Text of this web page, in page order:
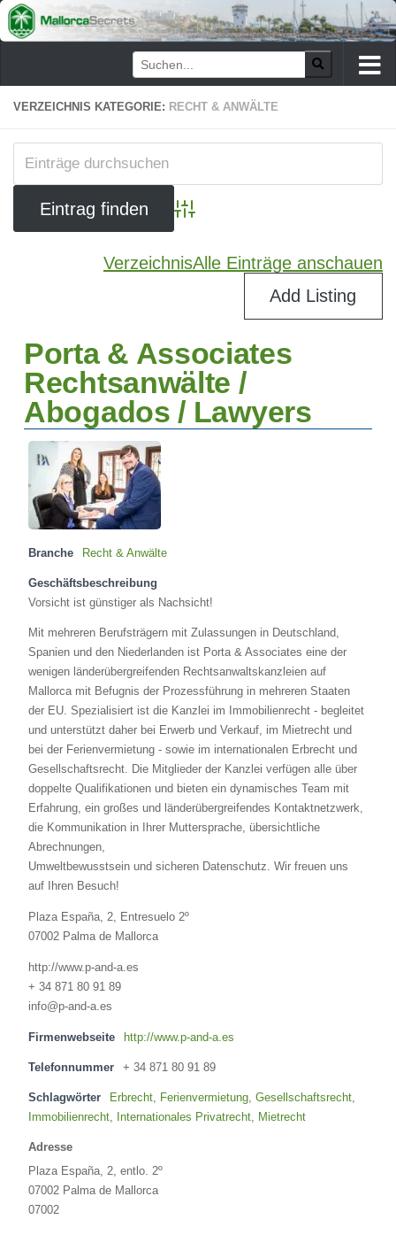
Zum Inhalt springen
VERZEICHNIS KATEGORIE: RECHT & ANWÄLTE
Advanced Search
VerzeichnisAlle Einträge anschauen
Add Listing
Porta & Associates
Rechtsanwälte /
Abogados / Lawyers
Branche Recht & Anwälte
Geschäftsbeschreibung
Vorsicht ist günstiger als Nachsicht!
Mit mehreren Berufsträgern mit Zulassungen in Deutschland,
Spanien und den Niederlanden ist Porta & Associates eine der
wenigen länderübergreifenden Rechtsanwaltskanzleien auf
Mallorca mit Befugnis der Prozessführung in mehreren Staaten
der EU. Spezialisiert ist die Kanzlei im Immobilienrecht - begleitet
und unterstützt daher bei Erwerb und Verkauf, im Mietrecht und
bei der Ferienvermietung - sowie im internationalen Erbrecht und
Gesellschaftsrecht. Die Mitglieder der Kanzlei verfügen alle über
doppelte Qualifikationen und bieten ein dynamisches Team mit
Erfahrung, ein großes und länderübergreifendes Kontaktnetzwerk,
die Kommunikation in Ihrer Muttersprache, übersichtliche
Abrechnungen,
Umweltbewusstsein und sicheren Datenschutz. Wir freuen uns
auf Ihren Besuch!
Plaza España, 2, Entresuelo 2º
07002 Palma de Mallorca
http://www.p-and-a.es
+ 34 871 80 91 89
info@p-and-a.es
Firmenwebseite http://www.p-and-a.es
Telefonnummer + 34 871 80 91 89
Schlagwörter Erbrecht Ferienvermietung Gesellschaftsrecht
Immobilienrecht
Internationales Privatrecht Mietrecht
Adresse
Plaza España, 2, entlo. 2º
07002 Palma de Mallorca
07002